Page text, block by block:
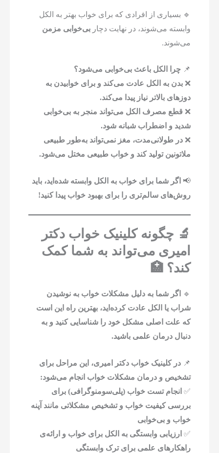
🔹 بسیاری از افرادی که برای خواب بهتر به الکل
وابسته می‌شوند، در نهایت دچاربی‌خوابی مزمن
می‌شوند.
📌چرا الکل باعث بی‌خوابی می‌شود؟
❌بدن به الکل عادت می‌کند و برای خوابیدن به
دوزهای بالاتر نیاز پیدا می‌کند.
❌ قطع مصرف الکل می‌تواند منجر به بی‌خوابی
شدید و اضطراب شبانه شود.
❌در طولانی‌مدت، مغز نمی‌تواند به‌طور طبیعی
ملاتونین تولید کند و خواب طبیعی مختل می‌شود.
📢 اگر شما برای خواب به الکل وابسته شده‌اید، باید
روش‌های سالم‌تری را برای بهبود خواب پیدا کنید!
🔬 چگونه کلینیک خواب دکتر
امیری می‌تواند به شما کمک
کند؟ 🏥
🔹 اگر شما به دلیل مشکلات خواب به نوشیدن
شراب یا الکل عادت کرده‌اید، بهترین راه این است
که علت اصلی مشکل خود را شناسایی کنید و به
دنبال درمان علمی باشید.
📌در کلینیک خواب دکتر امیری، این مراحل برای
تشخیص و درمان مشکلات خواب انجام می‌شود:
✅ انجام تست خواب (پلی‌سومنوگرافی) برای
بررسی کیفیت خواب و تشخیص مشکلاتی مانند آپنه
خواب و بی‌خوابی
✅ ارزیابی وابستگی به الکل برای خواب و ارائه‌ی
راهکارهای علمی برای ترک وابستگی